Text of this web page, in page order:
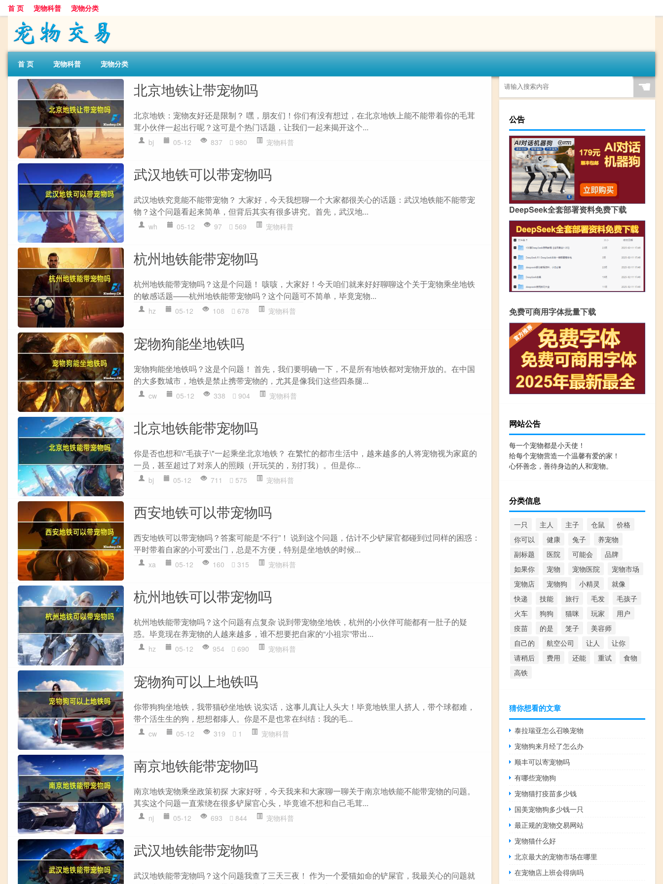
首 页 宠物科普 宠物分类
首 页 宠物科普 宠物分类
北京地铁让带宠物吗
北京地铁：宠物友好还是限制？ 嘿，朋友们！你们有没有想过，在北京地铁上能不能带着你的毛茸
茸小伙伴一起出行呢？这可是个热门话题，让我们一起来揭开这个...
bj 05-12 837 980 宠物科普
武汉地铁可以带宠物吗
武汉地铁究竟能不能带宠物？ 大家好，今天我想聊一个大家都很关心的话题：武汉地铁能不能带宠
物？这个问题看起来简单，但背后其实有很多讲究。首先，武汉地...
wh 05-12 97 569 宠物科普
杭州地铁能带宠物吗
杭州地铁能带宠物吗？这是个问题！ 咳咳，大家好！今天咱们就来好好聊聊这个关于宠物乘坐地铁
的敏感话题——杭州地铁能带宠物吗？这个问题可不简单，毕竟宠物...
hz 05-12 108 678 宠物科普
宠物狗能坐地铁吗
宠物狗能坐地铁吗？这是个问题！ 首先，我们要明确一下，不是所有地铁都对宠物开放的。在中国
的大多数城市，地铁是禁止携带宠物的，尤其是像我们这些四条腿...
cw 05-12 338 904 宠物科普
北京地铁能带宠物吗
你是否也想和\"毛孩子\"一起乘坐北京地铁？ 在繁忙的都市生活中，越来越多的人将宠物视为家庭的
一员，甚至超过了对亲人的照顾（开玩笑的，别打我）。但是你...
bj 05-12 711 575 宠物科普
西安地铁可以带宠物吗
西安地铁可以带宠物吗？答案可能是“不行”！ 说到这个问题，估计不少铲屎官都碰到过同样的困惑：
平时带着自家的小可爱出门，总是不方便，特别是坐地铁的时候...
xa 05-12 160 315 宠物科普
杭州地铁可以带宠物吗
杭州地铁能带宠物吗？这个问题有点复杂 说到带宠物坐地铁，杭州的小伙伴可能都有一肚子的疑
惑。毕竟现在养宠物的人越来越多，谁不想要把自家的“小祖宗”带出...
hz 05-12 954 690 宠物科普
宠物狗可以上地铁吗
你带狗狗坐地铁，我带猫砂坐地铁 说实话，这事儿真让人头大！毕竟地铁里人挤人，带个球都难，
带个活生生的狗，想想都瘆人。你是不是也常在纠结：我的毛...
cw 05-12 319 1 宠物科普
南京地铁能带宠物吗
南京地铁宠物乘坐政策初探 大家好呀，今天我来和大家聊一聊关于南京地铁能不能带宠物的问题。
其实这个问题一直萦绕在很多铲屎官心头，毕竟谁不想和自己毛茸...
nj 05-12 693 844 宠物科普
武汉地铁能带宠物吗
武汉地铁能带宠物吗？这个问题我查了三天三夜！ 作为一个爱猫如命的铲屎官，我最关心的问题就
☚
公告
DeepSeek全套部署资料免费下载
免费可商用字体批量下载
网站公告
每一个宠物都是小天使！
给每个宠物营造一个温馨有爱的家！
心怀善念，善待身边的人和宠物。
分类信息
一只 主人 主子 仓鼠
价格
你可以
健康 兔子
养宠物
副标题
医院 可能会
品牌
如果你
宠物 宠物医院
宠物市场
宠物店
宠物狗 小精灵
就像
快递
技能 旅行 毛发
毛孩子
火车
狗狗 猫咪 玩家
用户
疫苗
的是 笼子
美容师
自己的
航空公司 让人
让你
请稍后
费用 还能 重试
食物
高铁
猜你想看的文章
泰拉瑞亚怎么召唤宠物
宠物狗来月经了怎么办
顺丰可以寄宠物吗
有哪些宠物狗
宠物猫打疫苗多少钱
国美宠物狗多少钱一只
最正规的宠物交易网站
宠物猫什么好
北京最大的宠物市场在哪里
在宠物店上班会得病吗